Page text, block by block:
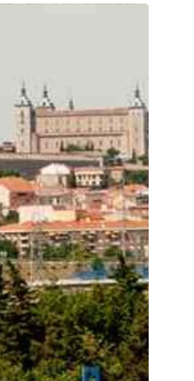
Especiales
Política
Galerías